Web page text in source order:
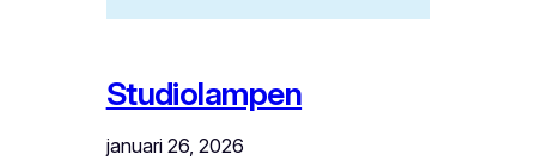
Studiolampen
januari 26, 2026